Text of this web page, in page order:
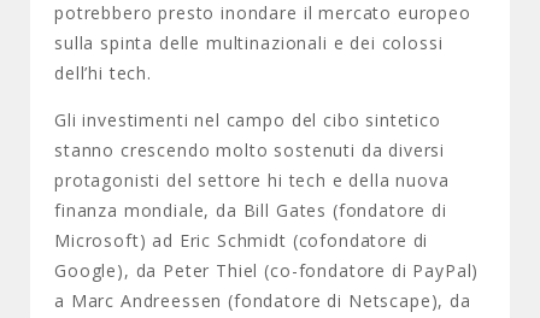
potrebbero presto inondare il mercato europeo
sulla spinta delle multinazionali e dei colossi
dell’hi tech.
Gli investimenti nel campo del cibo sintetico
stanno crescendo molto sostenuti da diversi
protagonisti del settore hi tech e della nuova
finanza mondiale, da Bill Gates (fondatore di
Microsoft) ad Eric Schmidt (cofondatore di
Google), da Peter Thiel (co-fondatore di PayPal)
a Marc Andreessen (fondatore di Netscape), da